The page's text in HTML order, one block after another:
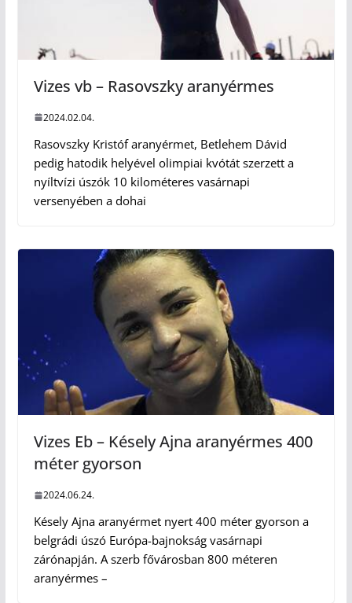
Vizes vb – Rasovszky aranyérmes
2024.02.04.
Rasovszky Kristóf aranyérmet, Betlehem Dávid
pedig hatodik helyével olimpiai kvótát szerzett a
nyíltvízi úszók 10 kilométeres vasárnapi
versenyében a dohai
Vizes Eb – Késely Ajna aranyérmes 400
méter gyorson
2024.06.24.
Késely Ajna aranyérmet nyert 400 méter gyorson a
belgrádi úszó Európa-bajnokság vasárnapi
zárónapján. A szerb fővárosban 800 méteren
aranyérmes –